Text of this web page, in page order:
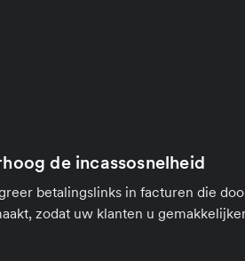
de incassosnelheid
betalingslinks in facturen die
zodat uw klanten u